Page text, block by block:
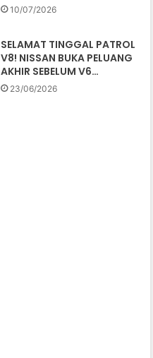
10/07/2026
SELAMAT TINGGAL PATROL
V8! NISSAN BUKA PELUANG
AKHIR SEBELUM V6…
23/06/2026